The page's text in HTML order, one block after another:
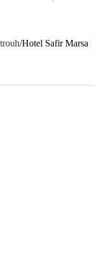
/Hotel Safir Marsa